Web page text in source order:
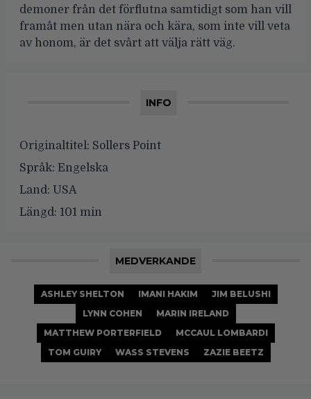
demoner från det förflutna samtidigt som han vill
framåt men utan nära och kära, som inte vill veta
av honom, är det svårt att välja rätt väg.
INFO
Originaltitel: Sollers Point
Språk: Engelska
Land: USA
Längd: 101 min
MEDVERKANDE
ASHLEY SHELTON IMANI HAKIM
JIM BELUSHI
LYNN COHEN
MARIN IRELAND
MATTHEW PORTERFIELD
MCCAUL LOMBARDI
TOM GUIRY
WASS STEVENS ZAZIE BEETZ